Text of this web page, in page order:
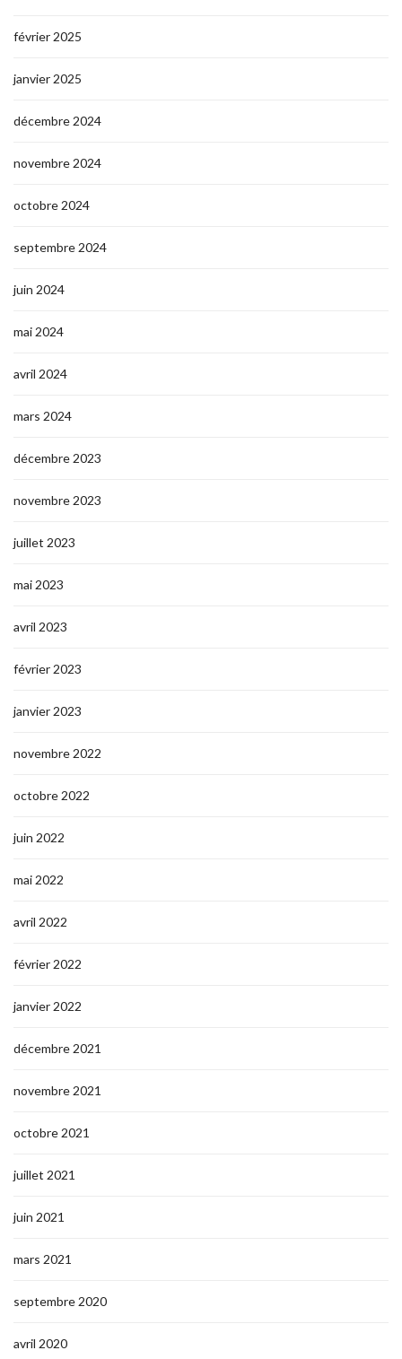
février 2025
janvier 2025
décembre 2024
novembre 2024
octobre 2024
septembre 2024
juin 2024
mai 2024
avril 2024
mars 2024
décembre 2023
novembre 2023
juillet 2023
mai 2023
avril 2023
février 2023
janvier 2023
novembre 2022
octobre 2022
juin 2022
mai 2022
avril 2022
février 2022
janvier 2022
décembre 2021
novembre 2021
octobre 2021
juillet 2021
juin 2021
mars 2021
septembre 2020
avril 2020